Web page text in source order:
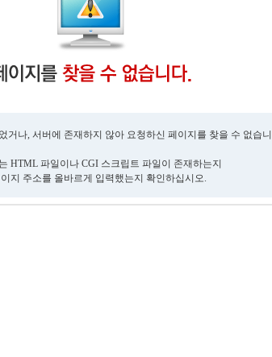
거나, 서버에 존재하지 않아 요청하신 페이지를 찾을 수 없습
HTML 파일이나 CGI 스크립트 파일이 존재하는지
지 주소를 올바르게 입력했는지 확인하십시오.